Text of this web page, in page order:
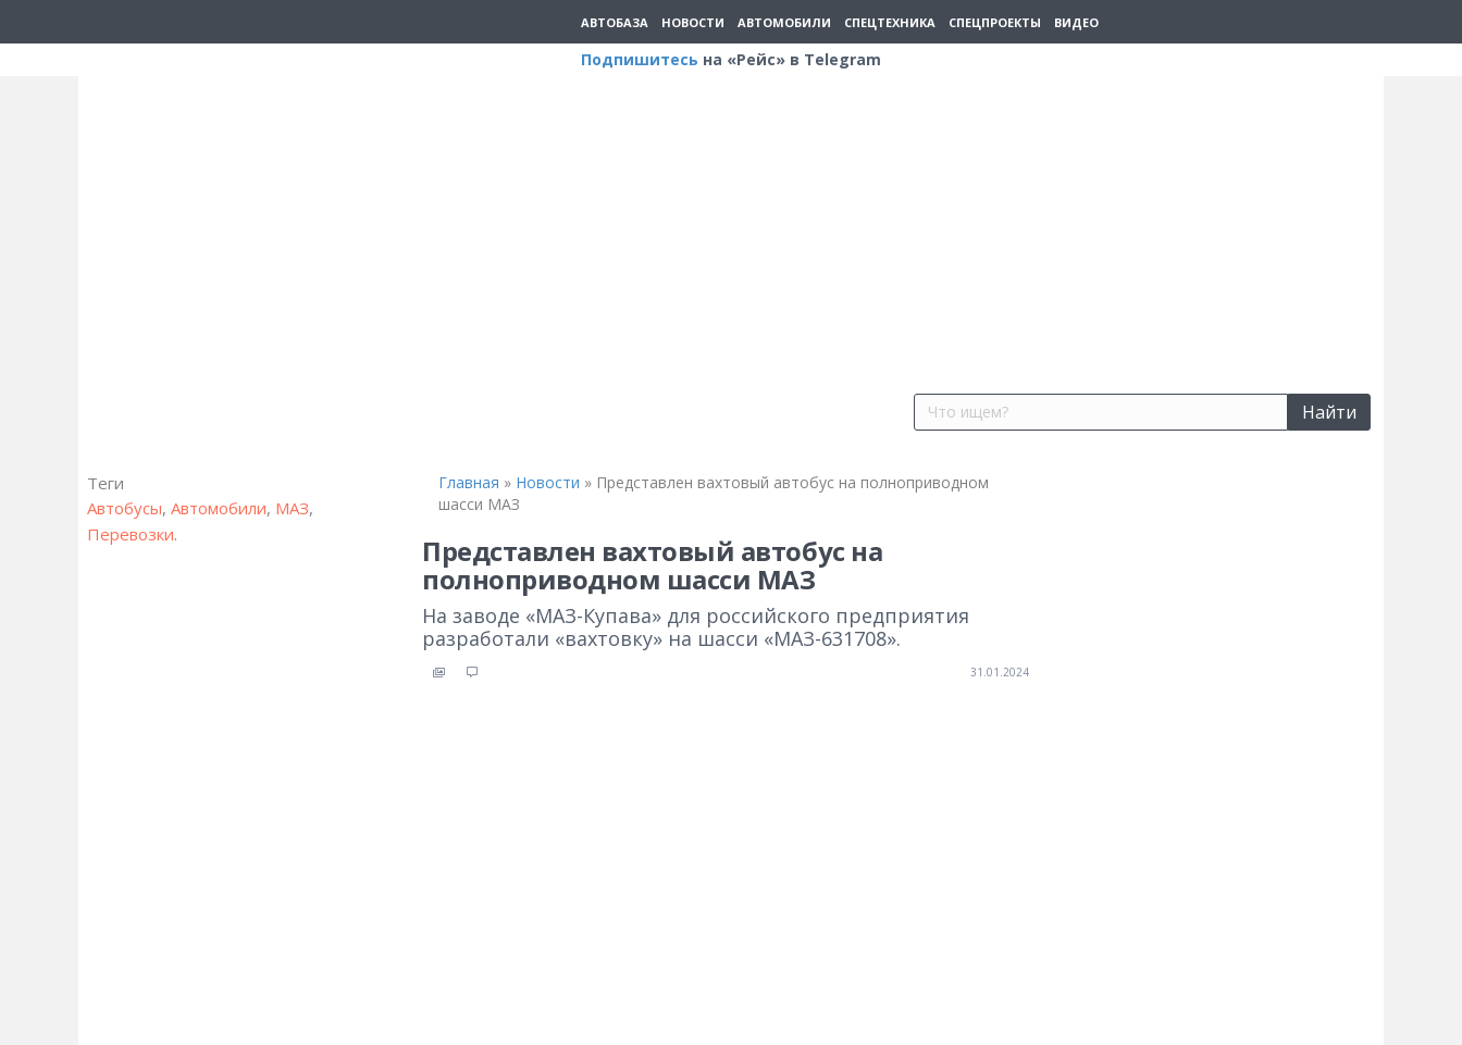
АВТОБАЗА НОВОСТИ АВТОМОБИЛИ СПЕЦТЕХНИКА СПЕЦПРОЕКТЫ ВИДЕО
Подпишитесь на «Рейс» в Telegram
Найти
Теги
Автобусы, Автомобили, МАЗ,
Перевозки.
Главная » Новости » Представлен вахтовый автобус на полноприводном
шасси МАЗ
Представлен вахтовый автобус на
полноприводном шасси МАЗ
На заводе «МАЗ-Купава» для российского предприятия
разработали «вахтовку» на шасси «МАЗ-631708».
31.01.2024